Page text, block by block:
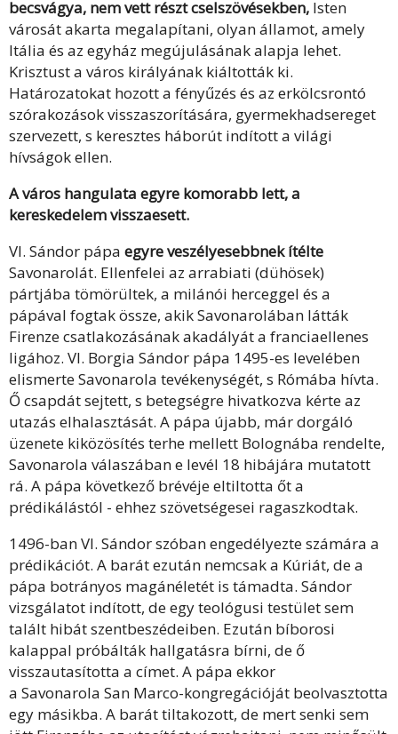
becsvágya, nem vett részt cselszövésekben, Isten
városát akarta megalapítani, olyan államot, amely
Itália és az egyház megújulásának alapja lehet.
Krisztust a város királyának kiáltották ki.
Határozatokat hozott a fényűzés és az erkölcsrontó
szórakozások visszaszorítására, gyermekhadsereget
szervezett, s keresztes háborút indított a világi
hívságok ellen.
A város hangulata egyre komorabb lett, a
kereskedelem visszaesett.
VI. Sándor pápa egyre veszélyesebbnek ítélte
Savonarolát. Ellenfelei az arrabiati (dühösek)
pártjába tömörültek, a milánói herceggel és a
pápával fogtak össze, akik Savonarolában látták
Firenze csatlakozásának akadályát a franciaellenes
ligához. VI. Borgia Sándor pápa 1495-es levelében
elismerte Savonarola tevékenységét, s Rómába hívta.
Ő csapdát sejtett, s betegségre hivatkozva kérte az
utazás elhalasztását. A pápa újabb, már dorgáló
üzenete kiközösítés terhe mellett Bolognába rendelte,
Savonarola válaszában e levél 18 hibájára mutatott
rá. A pápa következő brévéje eltiltotta őt a
prédikálástól - ehhez szövetségesei ragaszkodtak.
1496-ban VI. Sándor szóban engedélyezte számára a
prédikációt. A barát ezután nemcsak a Kúriát, de a
pápa botrányos magánéletét is támadta. Sándor
vizsgálatot indított, de egy teológusi testület sem
talált hibát szentbeszédeiben. Ezután bíborosi
kalappal próbálták hallgatásra bírni, de ő
visszautasította a címet. A pápa ekkor
a Savonarola San Marco-kongregációját beolvasztotta
egy másikba. A barát tiltakozott, de mert senki sem